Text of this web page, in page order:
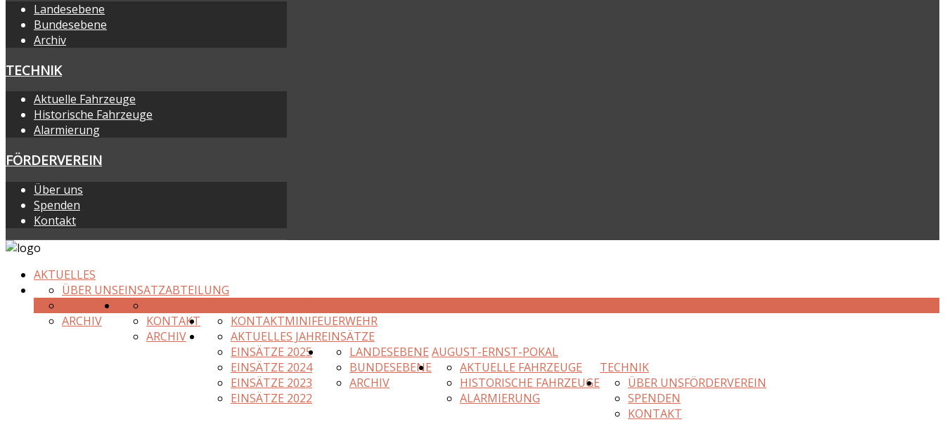
Landesebene
Bundesebene
Archiv
TECHNIK
Aktuelle Fahrzeuge
Historische Fahrzeuge
Alarmierung
FÖRDERVEREIN
Über uns
Spenden
Kontakt
AKTUELLES
EINSATZABTEILUNG
ÜBER UNS
KONTAKT
ARCHIV
KONTAKT
ARCHIV
MINIFEUERWEHR
KONTAKT
EINSÄTZE
AKTUELLES JAHR
EINSÄTZE 2025
EINSÄTZE 2024
EINSÄTZE 2023
EINSÄTZE 2022
AUGUST-ERNST-POKAL
LANDESEBENE
BUNDESEBENE
ARCHIV
TECHNIK
AKTUELLE FAHRZEUGE
HISTORISCHE FAHRZEUGE
ALARMIERUNG
FÖRDERVEREIN
ÜBER UNS
SPENDEN
KONTAKT